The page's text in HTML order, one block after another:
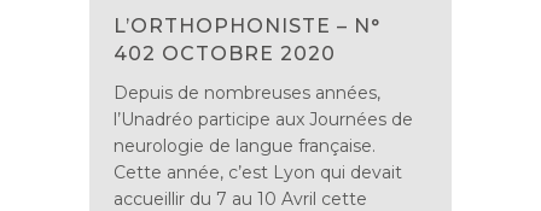
L’ORTHOPHONISTE – N°
402 OCTOBRE 2020
Depuis de nombreuses années,
l’Unadréo participe aux Journées de
neurologie de langue française.
Cette année, c’est Lyon qui devait
accueillir du 7 au 10 Avril cette